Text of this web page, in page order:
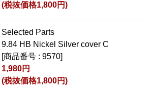
(税抜価格1,800円)
Selected Parts
9.84 HB Nickel Silver cover C
[商品番号 : 9570]
1,980円
(税抜価格1,800円)